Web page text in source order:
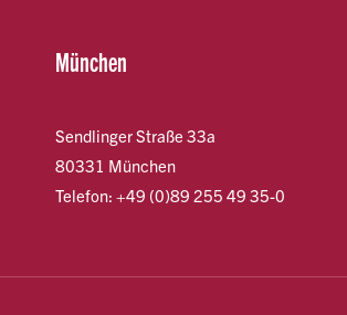
München
Sendlinger Straße 33a
80331 München
Telefon: +49 (0)89 255 49 35-0